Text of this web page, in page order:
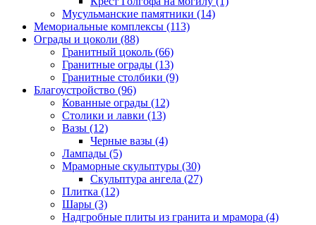
Мусульманские памятники (14)
Мемориальные комплексы (113)
Ограды и цоколи (88)
Гранитный цоколь (66)
Гранитные ограды (13)
Гранитные столбики (9)
Благоустройство (96)
Кованные ограды (12)
Столики и лавки (13)
Вазы (12)
Черные вазы (4)
Лампады (5)
Мраморные скульптуры (30)
Скульптура ангела (27)
Плитка (12)
Шары (3)
Надгробные плиты из гранита и мрамора (4)